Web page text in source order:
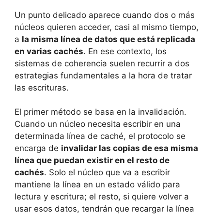
Un punto delicado aparece cuando dos o más
núcleos quieren acceder, casi al mismo tiempo,
a la misma línea de datos que está replicada
en varias cachés. En ese contexto, los
sistemas de coherencia suelen recurrir a dos
estrategias fundamentales a la hora de tratar
las escrituras.
El primer método se basa en la invalidación.
Cuando un núcleo necesita escribir en una
determinada línea de caché, el protocolo se
encarga de invalidar las copias de esa misma
línea que puedan existir en el resto de
cachés. Solo el núcleo que va a escribir
mantiene la línea en un estado válido para
lectura y escritura; el resto, si quiere volver a
usar esos datos, tendrán que recargar la línea